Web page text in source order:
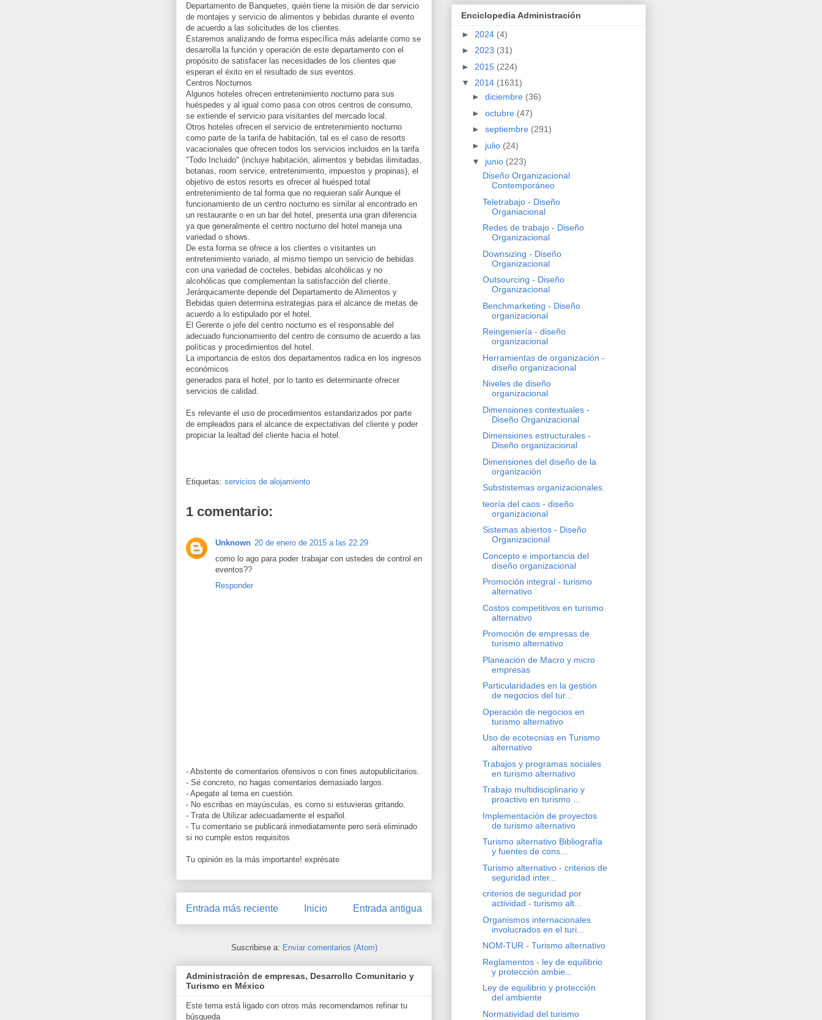
Departamento de Banquetes, quién tiene la misión de dar servicio
de montajes y servicio de alimentos y bebidas durante el evento
de acuerdo a las solicitudes de los clientes.
Estaremos analizando de forma específica más adelante como se
desarrolla la función y operación de este departamento con el
propósito de satisfacer las necesidades de los clientes que
esperan el éxito en el resultado de sus eventos.
Centros Nocturnos
Algunos hoteles ofrecen entretenimiento nocturno para sus
huéspedes y al igual como pasa con otros centros de consumo,
se extiende el servicio para visitantes del mercado local.
Otros hoteles ofrecen el servicio de entretenimiento nocturno
como parte de la tarifa de habitación, tal es el caso de resorts
vacacionales que ofrecen todos los servicios incluidos en la tarifa
"Todo Incluido" (incluye habitación, alimentos y bebidas ilimitadas,
botanas, room service, entretenimiento, impuestos y propinas), el
objetivo de estos resorts es ofrecer al huésped total
entretenimiento de tal forma que no requieran salir Aunque el
funcionamiento de un centro nocturno es similar al encontrado en
un restaurante o en un bar del hotel, presenta una gran diferencia
ya que generalmente el centro nocturno del hotel maneja una
variedad o shows.
De esta forma se ofrece a los clientes o visitantes un
entretenimiento variado, al mismo tiempo un servicio de bebidas
con una variedad de cocteles, bebidas alcohólicas y no
alcohólicas que complementan la satisfacción del cliente.
Jerárquicamente depende del Departamento de Alimentos y
Bebidas quien determina estrategias para el alcance de metas de
acuerdo a lo estipulado por el hotel.
El Gerente o jefe del centro nocturno es el responsable del
adecuado funcionamiento del centro de consumo de acuerdo a las
políticas y procedimientos del hotel.
La importancia de estos dos departamentos radica en los ingresos
económicos
generados para el hotel, por lo tanto es determinante ofrecer
servicios de calidad.
Es relevante el uso de procedimientos estandarizados por parte
de empleados para el alcance de expectativas del cliente y poder
propiciar la lealtad del cliente hacia el hotel.
Etiquetas: servicios de alojamiento
1 comentario:
Unknown 20 de enero de 2015 a las 22:29
como lo ago para poder trabajar con ustedes de control en
eventos??
Responder
- Abstente de comentarios ofensivos o con fines autopublicitarios.
- Sé concreto, no hagas comentarios demasiado largos.
- Apegate al tema en cuestión.
- No escribas en mayúsculas, es como si estuvieras gritando.
- Trata de Utilizar adecuadamente el español.
- Tu comentario se publicará inmediatamente pero será eliminado
si no cumple estos requisitos
Tu opinión es la más importante! exprésate
Entrada más reciente Entrada antigua
Inicio
Suscribirse a: Enviar comentarios (Atom)
Administraciòn de empresas, Desarrollo Comunitario y
Turismo en México
Este tema está ligado con otros más recomendamos refinar tu
búsqueda
Enciclopedia Administración
► 2024 (4)
► 2023 (31)
► 2015 (224)
▼ 2014 (1631)
► diciembre (36)
► octubre (47)
► septiembre (291)
► julio (24)
▼ junio (223)
Diseño Organizacional
Contemporáneo
Teletrabajo - Diseño
Organiacional
Redes de trabajo - Diseño
Organizacional
Downsizing - Diseño
Organizacional
Outsourcing - Diseño
Organizacional
Benchmarketing - Diseño
organizacional
Reingeniería - diseño
organizacional
Herramientas de organización -
diseño organizacional
Niveles de diseño
organizacional
Dimensiones contextuales -
Diseño Organizacional
Dimensiones estructurales -
Diseño organizacional
Dimensiones del diseño de la
organización
Substistemas organizacionales.
teoría del caos - diseño
organizacional
Sistemas abiertos - Diseño
Organizacional
Concepto e importancia del
diseño organizacional
Promoción integral - turismo
alternativo
Costos competitivos en turismo
alternativo
Promoción de empresas de
turismo alternativo
Planeación de Macro y micro
empresas
Particularidades en la gestión
de negocios del tur...
Operación de negocios en
turismo alternativo
Uso de ecotecnias en Turismo
alternativo
Trabajos y programas sociales
en turismo alternativo
Trabajo multidisciplinario y
proactivo en turismo ...
Implementación de proyectos
de turismo alternativo
Turismo alternativo Bibliografía
y fuentes de cons...
Turismo alternativo - criterios de
seguridad inter...
criterios de seguridad por
actividad - turismo alt...
Organismos internacionales
involucrados en el turi...
NOM-TUR - Turismo alternativo
Reglamentos - ley de equilibrio
y protección ambie...
Ley de equilibrio y protección
del ambiente
Normatividad del turismo